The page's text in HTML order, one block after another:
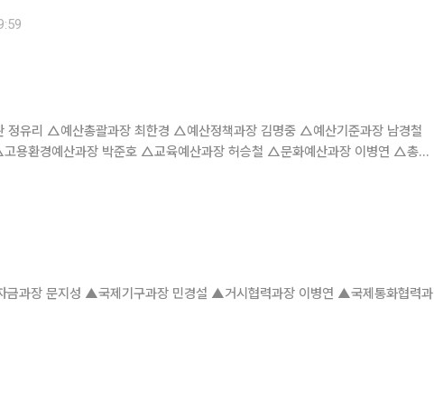
상추, 로메인, 케일, 치커리 등
용환경예산과장 박준호 △교육예산과장 허승철 △문화예산과장 이병연 △총사
과장 문지성 ▲국제기구과장 민경설 ▲거시협력과장 이병연 ▲국제통화협력과